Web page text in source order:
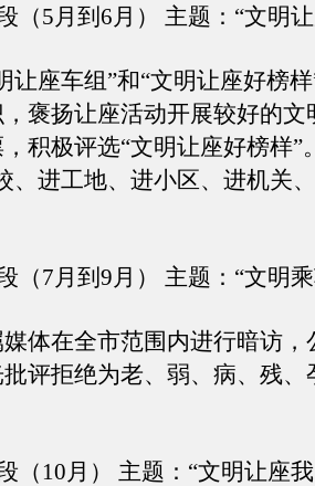
5月到6月） 主题：“文明让
座车组”和“文明让座好榜样
褒扬让座活动开展较好的文
积极评选“文明让座好榜样”
、进工地、进小区、进机关
7月到9月） 主题：“文明乘
在全市范围内进行暗访，
评拒绝为老、弱、病、残、
10月） 主题：“文明让座我